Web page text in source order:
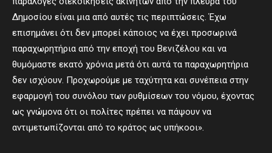
Δημοσίου είναι μια από αυτές τις περιπτώσεις. Έχω
επισημάνει ότι δεν μπορεί κάποιος να έχει προσωρινά
παραχωρητήρια από την εποχή του Βενιζέλου και να
θυμόμαστε εκατό χρόνια μετά ότι αυτά τα παραχωρητήρια
δεν ισχύουν. Προχωρούμε με ταχύτητα και συνέπεια στην
εφαρμογή του συνόλου των ρυθμίσεων του νόμου, έχοντας
ως γνώμονα ότι οι πολίτες πρέπει να πάψουν να
αντιμετωπίζονται από το κράτος ως υπήκοοι».